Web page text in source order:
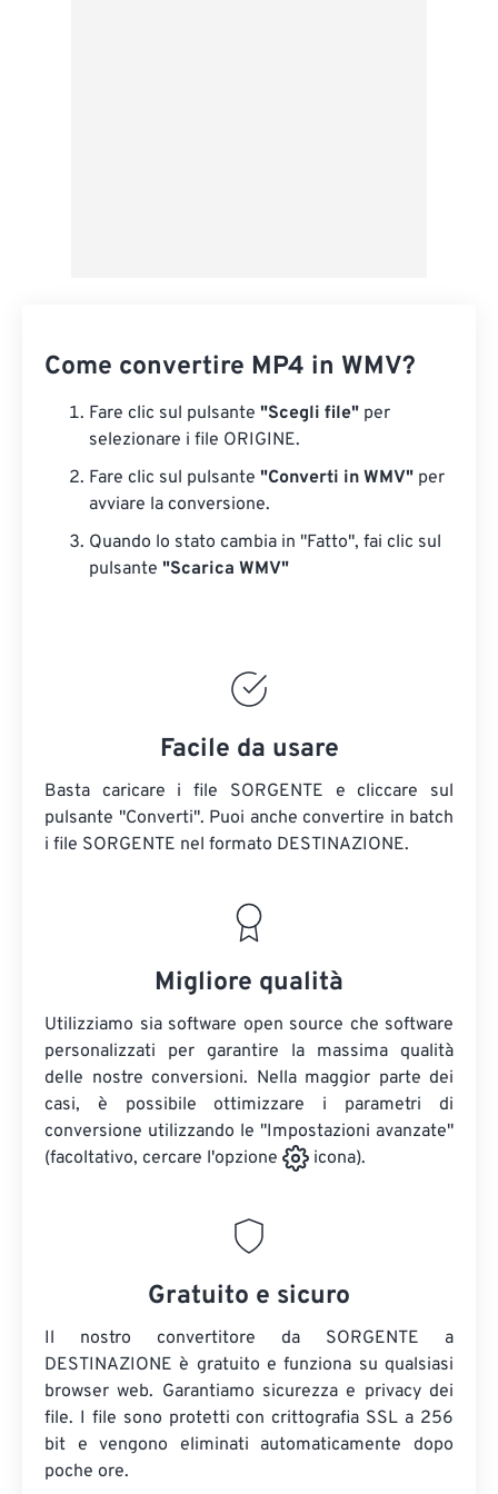
Come convertire MP4 in WMV?
Fare clic sul pulsante "Scegli file" per
selezionare i file ORIGINE.
Fare clic sul pulsante "Converti in WMV" per
avviare la conversione.
Quando lo stato cambia in "Fatto", fai clic sul
pulsante "Scarica WMV"
Facile da usare
Basta caricare i file SORGENTE e cliccare sul
pulsante "Converti". Puoi anche convertire in batch
i file SORGENTE nel formato DESTINAZIONE.
Migliore qualità
Utilizziamo sia software open source che software
personalizzati per garantire la massima qualità
delle nostre conversioni. Nella maggior parte dei
casi, è possibile ottimizzare i parametri di
conversione utilizzando le "Impostazioni avanzate"
(facoltativo, cercare l'opzione
icona).
Gratuito e sicuro
Il nostro convertitore da SORGENTE a
DESTINAZIONE è gratuito e funziona su qualsiasi
browser web. Garantiamo sicurezza e privacy dei
file. I file sono protetti con crittografia SSL a 256
bit e vengono eliminati automaticamente dopo
poche ore.